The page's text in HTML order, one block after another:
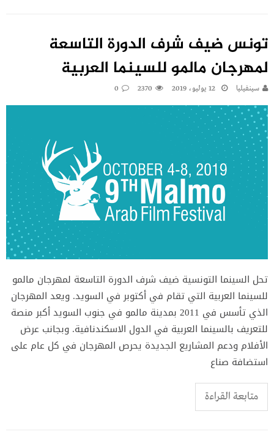
تونس ضيف شرف الدورة التاسعة
لمهرجان مالمو للسينما العربية
سينفيليا 12 يوليو، 2019 2370
0
تحل السينما التونسية ضيف شرف الدورة التاسعة لمهرجان مالمو
للسينما العربية التي تقام في أكتوبر في السويد. ويعد المهرجان
الذي تأسس في 2011 بمدينة مالمو في جنوب السويد أكبر منصة
للتعريف بالسينما العربية في الدول الاسكندنافية. وبجانب عرض
الأفلام ودعم المشاريع الجديدة يحرص المهرجان في كل عام على
استضافة صناع
متابعة القراءة